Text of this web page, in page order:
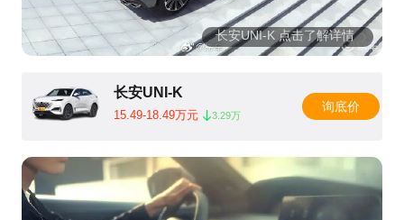
长安UNI-K 点击了解详情
长安UNI-K
15.49-18.49万元 3.29万
询底价